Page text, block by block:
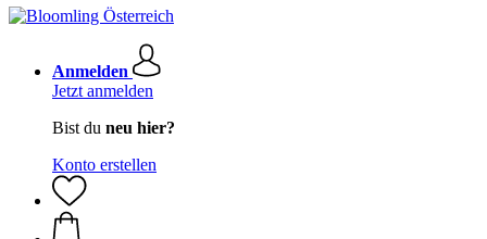
Anmelden
Jetzt anmelden
Bist du neu hier?
Konto erstellen